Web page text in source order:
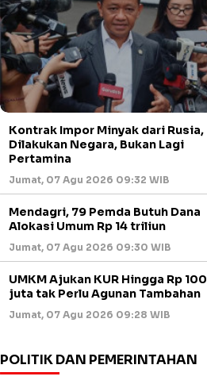
Kontrak Impor Minyak dari Rusia,
Dilakukan Negara, Bukan Lagi
Pertamina
Jumat, 07 Agu 2026 09:32 WIB
Mendagri, 79 Pemda Butuh Dana
Alokasi Umum Rp 14 triliun
Jumat, 07 Agu 2026 09:30 WIB
UMKM Ajukan KUR Hingga Rp 100
juta tak Perlu Agunan Tambahan
Jumat, 07 Agu 2026 09:28 WIB
POLITIK DAN PEMERINTAHAN